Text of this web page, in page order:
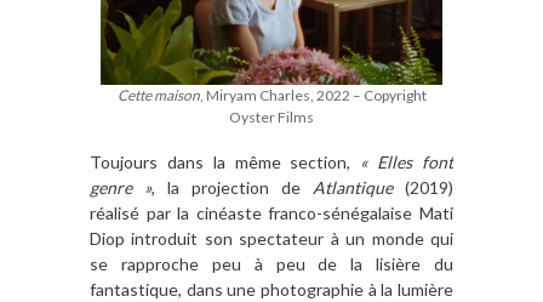
Cette maison, Miryam Charles, 2022 – Copyright
Oyster Films
Toujours dans la même section,
« Elles font
genre », la projection de Atlantique(2019)
réalisé par la cinéaste franco-sénégalaise Mati
Diop introduit son spectateur à un monde qui
se rapproche peu à peu de la lisière du
fantastique, dans une photographie à la lumière